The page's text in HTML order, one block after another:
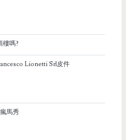
樓嗎?
Lionetti Srl皮件
馬秀